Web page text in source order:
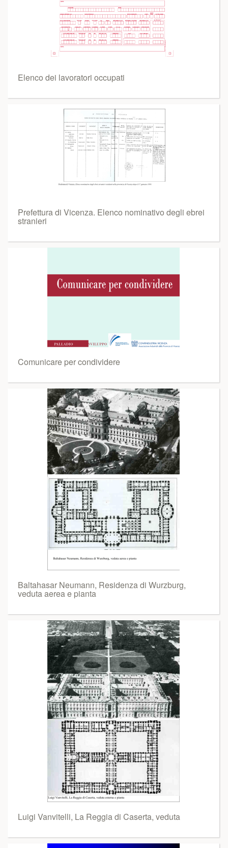
Elenco dei lavoratori occupati
Prefettura di Vicenza. Elenco nominativo degli ebrei
stranieri
Comunicare per condividere
Baltahasar Neumann, Residenza di Wurzburg,
veduta aerea e pianta
Luigi Vanvitelli, La Reggia di Caserta, veduta